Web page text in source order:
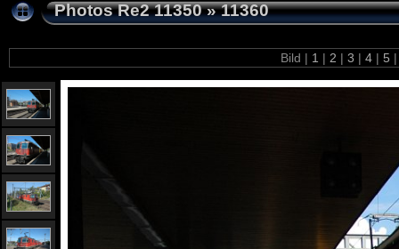
Photos Re2 11350»11360
Bild | 1 | 2 | 3 | 4 | 5 |